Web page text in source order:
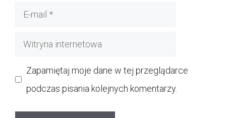
Witryna
Zapamiętaj moje dane w tej przeglądarce
podczas pisania kolejnych komentarzy.